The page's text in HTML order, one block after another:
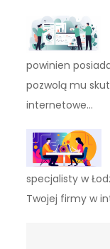
powinien
pozwolą mu
internetowe…
specjalisty w
Twojej firmy w